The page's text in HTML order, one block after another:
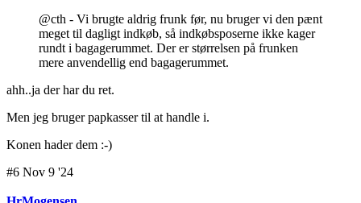
@cth - Vi brugte aldrig frunk før, nu bruger vi den pænt
meget til dagligt indkøb, så indkøbsposerne ikke kager
rundt i bagagerummet. Der er størrelsen på frunken
mere anvendellig end bagagerummet.
ahh..ja der har du ret.
Men jeg bruger papkasser til at handle i.
Konen hader dem :-)
#6 Nov 9 '24